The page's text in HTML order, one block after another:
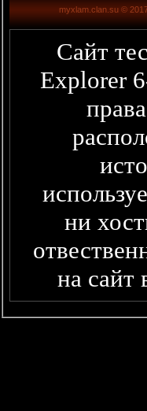
myxlam.clan.su ©
Сайт
Explorer
источников.
ни
на сайт